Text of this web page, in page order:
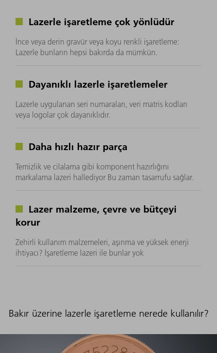
Lazerle işaretleme çok yönlüdür
İnce veya derin gravür veya koyu renkli işaretleme:
Lazerle bunların hepsi bakırda da mümkün.
Dayanıklı lazerle işaretlemeler
Lazerle uygulanan seri numaraları, veri matris kodları
veya logolar çok dayanıklıdır.
Daha hızlı hazır parça
Temizlik ve cilalama gibi komponent hazırlığını
markalama lazeri hallediyor Bu zaman tasarrufu sağlar.
Lazer malzeme, çevre ve bütçeyi
korur
Zehirli kullanım malzemeleri, aşınma ve yüksek enerji
ihtiyacı? İşaretleme lazeri ile bunlar yok
Bakır üzerine lazerle işaretleme nerede kullanılır?